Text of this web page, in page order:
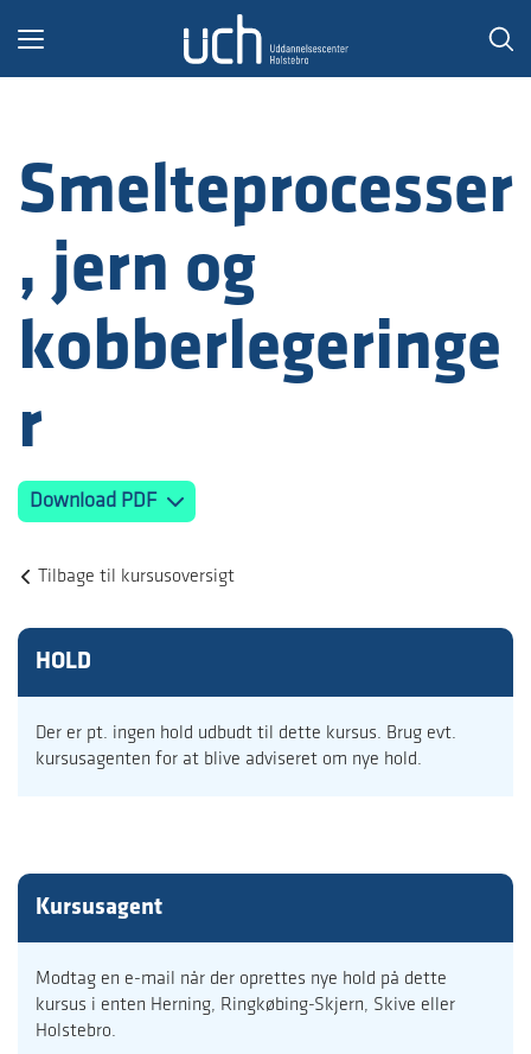
Toggle
Smelteprocesser
, jern og
kobberlegeringe
r
Download PDF
Tilbage til kursusoversigt
HOLD
Der er pt. ingen hold udbudt til dette kursus. Brug evt.
kursusagenten for at blive adviseret om nye hold.
Kursusagent
Modtag en e-mail når der oprettes nye hold på dette
kursus i enten Herning, Ringkøbing-Skjern, Skive eller
Holstebro.